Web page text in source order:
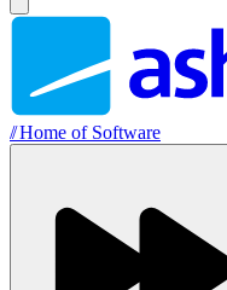
//Home of Software